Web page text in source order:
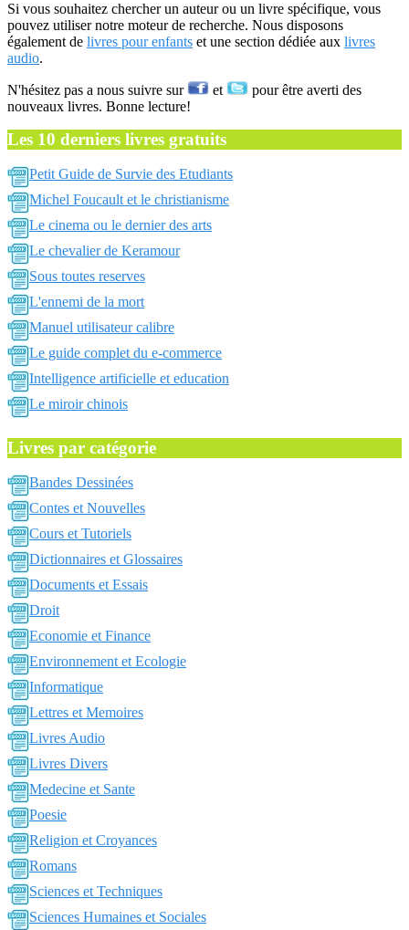
Si vous souhaitez chercher un auteur ou un livre spécifique, vous
pouvez utiliser notre moteur de recherche. Nous disposons
également de livres pour enfants et une section dédiée aux livres
audio.
N'hésitez pas a nous suivre sur et
pour être averti des
nouveaux livres. Bonne lecture!
Les 10 derniers livres gratuits
Petit Guide de Survie des Etudiants
Michel Foucault et le christianisme
Le cinema ou le dernier des arts
Le chevalier de Keramour
Sous toutes reserves
L'ennemi de la mort
Manuel utilisateur calibre
Le guide complet du e-commerce
Intelligence artificielle et education
Le miroir chinois
Livres par catégorie
Bandes Dessinées
Contes et Nouvelles
Cours et Tutoriels
Dictionnaires et Glossaires
Documents et Essais
Droit
Economie et Finance
Environnement et Ecologie
Informatique
Lettres et Memoires
Livres Audio
Livres Divers
Medecine et Sante
Poesie
Religion et Croyances
Romans
Sciences et Techniques
Sciences Humaines et Sociales